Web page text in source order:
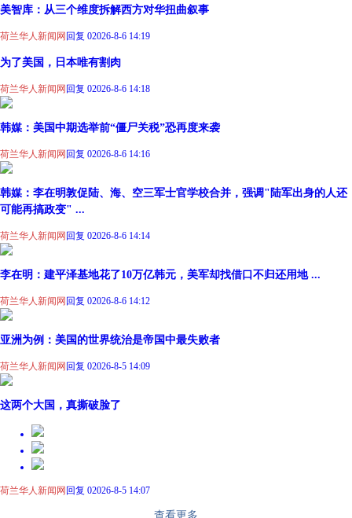
美智库：从三个维度拆解西方对华扭曲叙事
荷兰华人新闻网 回复 02026-8-6 14:19
为了美国，日本唯有割肉
荷兰华人新闻网 回复 02026-8-6 14:18
韩媒：美国中期选举前“僵尸关税”恐再度来袭
荷兰华人新闻网 回复 02026-8-6 14:16
韩媒：李在明敦促陆、海、空三军士官学校合并，强调"陆军出身的人还
可能再搞政变" ...
荷兰华人新闻网 回复 02026-8-6 14:14
李在明：建平泽基地花了10万亿韩元，美军却找借口不归还用地 ...
荷兰华人新闻网 回复 02026-8-6 14:12
亚洲为例：美国的世界统治是帝国中最失败者
荷兰华人新闻网 回复 02026-8-5 14:09
这两个大国，真撕破脸了
荷兰华人新闻网 回复 02026-8-5 14:07
查看更多